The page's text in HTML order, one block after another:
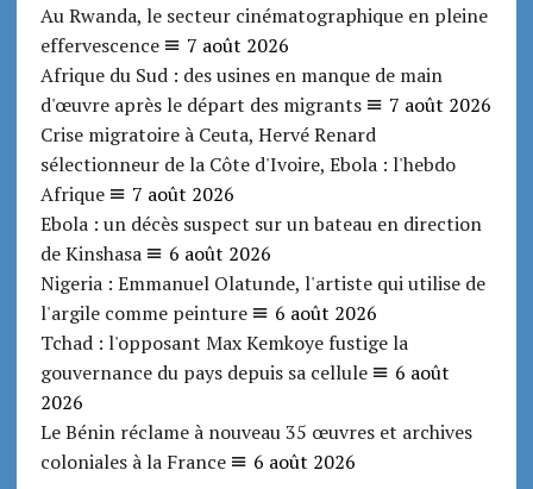
Au Rwanda, le secteur cinématographique en pleine
effervescence
7 août 2026
Afrique du Sud : des usines en manque de main
d'œuvre après le départ des migrants
7 août 2026
Crise migratoire à Ceuta, Hervé Renard
sélectionneur de la Côte d'Ivoire, Ebola : l'hebdo
Afrique
7 août 2026
Ebola : un décès suspect sur un bateau en direction
de Kinshasa
6 août 2026
Nigeria : Emmanuel Olatunde, l'artiste qui utilise de
l'argile comme peinture
6 août 2026
Tchad : l'opposant Max Kemkoye fustige la
gouvernance du pays depuis sa cellule
6 août
2026
Le Bénin réclame à nouveau 35 œuvres et archives
coloniales à la France
6 août 2026